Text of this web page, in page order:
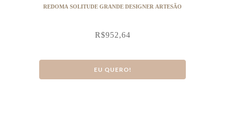
REDOMA SOLITUDE GRANDE DESIGNER ARTESÃO
R$952,64
EU QUERO!